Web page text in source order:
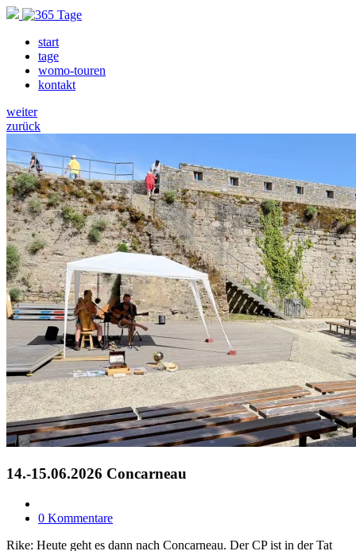
start
tage
womo-touren
kontakt
weiter
zurück
14.-15.06.2026 Concarneau
0 Kommentare
Rike: Heute geht es dann nach Concarneau. Der CP ist in der Tat